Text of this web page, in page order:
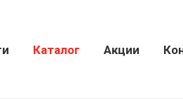
Каталог Акции